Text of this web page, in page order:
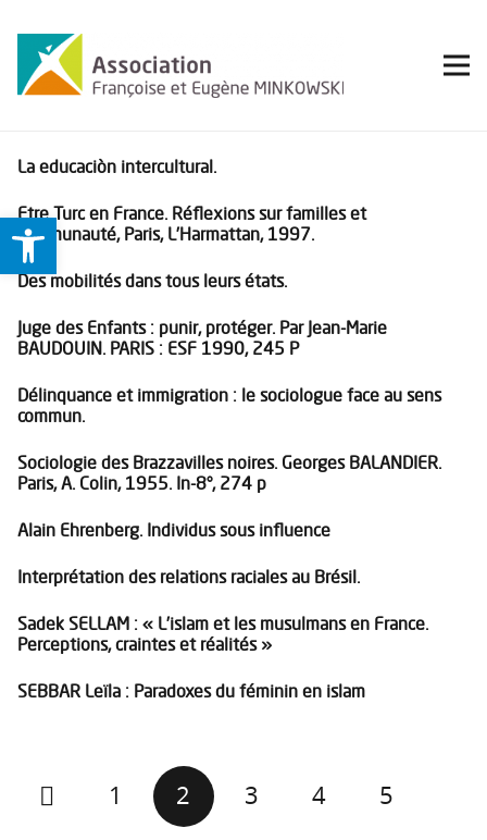
La educaciòn intercultural.
Etre Turc en France. Réflexions sur familles et
communauté, Paris, L’Harmattan, 1997.
Des mobilités dans tous leurs états.
Juge des Enfants : punir, protéger. Par Jean-Marie
BAUDOUIN. PARIS : ESF 1990, 245 P
Délinquance et immigration : le sociologue face au sens
commun.
Sociologie des Brazzavilles noires. Georges BALANDIER.
Paris, A. Colin, 1955. In-8°, 274 p
Alain Ehrenberg. Individus sous influence
Interprétation des relations raciales au Brésil.
Sadek SELLAM : « L’islam et les musulmans en France.
Perceptions, craintes et réalités »
SEBBAR Leïla : Paradoxes du féminin en islam
1 2 3 4 5
Ouvrir la barre d’outils